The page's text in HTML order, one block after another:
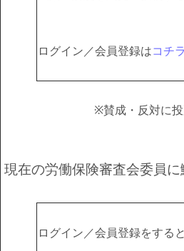
ログイン／会員登録はコチラ
※賛成・反対に
現在の労働保険審査会委員
ログイン／会員登録をする